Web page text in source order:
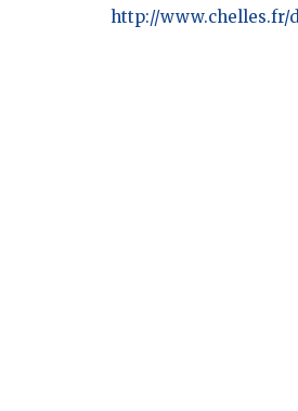
http://www.chelles.fr/